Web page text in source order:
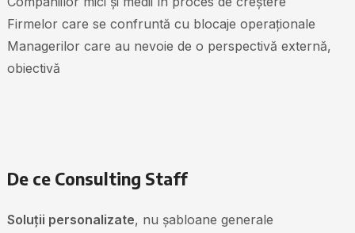
Firmelor care se confruntă cu blocaje operaționale
Managerilor care au nevoie de o perspectivă externă,
obiectivă
De ce Consulting Staff
Soluții personalizate, nu șabloane generale